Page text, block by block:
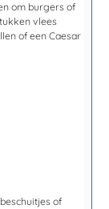
om burgers of
vlees
of een Caesar
of